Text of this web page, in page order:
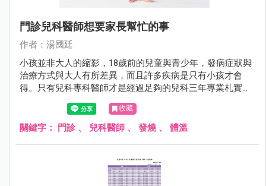
門診兒科醫師想要家長幫忙的事
作者：湯國廷
小孩並非大人的縮影，18歲前的兒童與青少年，發病症狀與
治療方式與大人有所差異，而且許多疾病是只有小孩才會
得。只有兒科專科醫師才是經過足夠的兒科三年專業札實訓
練。相較於其他科，兒科醫師對於小兒疾病全身性的評估更
收藏
關鍵字： 門診 、 兒科醫師 、 發燒、 體溫